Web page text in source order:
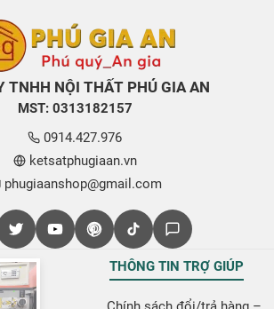
TNHH NỘI THẤT PHÚ GIA AN
MST: 0313182157
0914.427.976
ketsatphugiaan.vn
phugiaanshop@gmail.com
THÔNG TIN TRỢ GIÚP